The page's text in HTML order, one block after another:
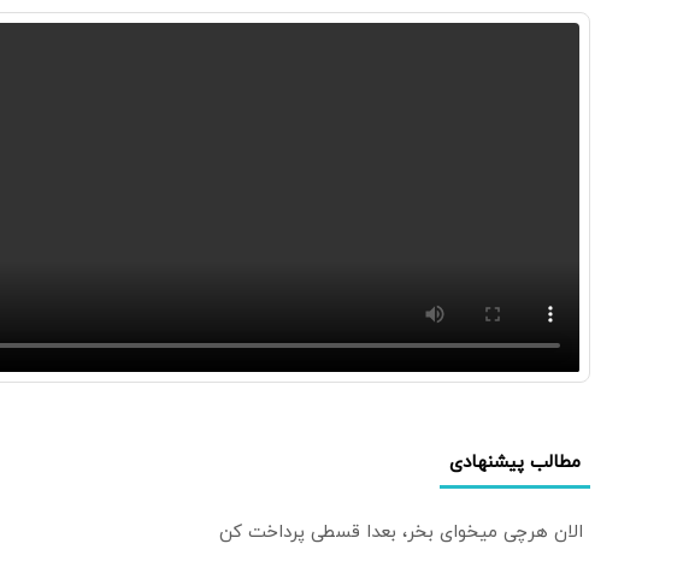
مطالب پیشنهادی
الان هرچی میخوای بخر، بعدا قسطی پرداخت کن